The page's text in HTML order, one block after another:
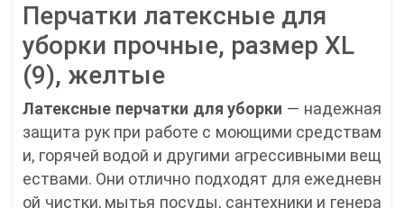
Перчатки латексные для
уборки прочные, размер XL
(9), желтые
Латексные перчатки для уборки — надежная
защита рук при работе с моющими средствам
и, горячей водой и другими агрессивными вещ
ествами. Они отлично подходят для ежедневн
ой чистки, мытья посуды, сантехники и генера